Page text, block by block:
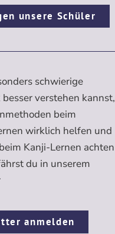
unsere Schüler
schwierige
verstehen kannst,
beim
wirklich helfen und
Kanji-Lernen achten
du in unserem
anmelden